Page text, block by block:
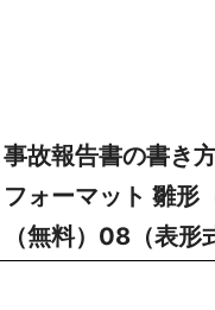
事故報告書の書き
フォーマット 雛形
（無料）08（表形